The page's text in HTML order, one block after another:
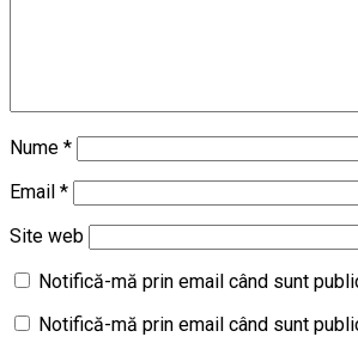
Nume *
Email *
Site web
Notifică-mă prin email când sunt
Notifică-mă prin email când sunt